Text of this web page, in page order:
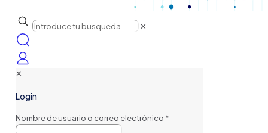
✕
✕
Login
Nombre de usuario o correo electrónico *